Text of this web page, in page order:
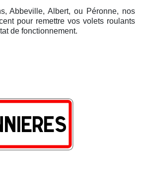
Abbeville, Albert, ou Péronne, nos
pour remettre vos volets roulants
de fonctionnement.